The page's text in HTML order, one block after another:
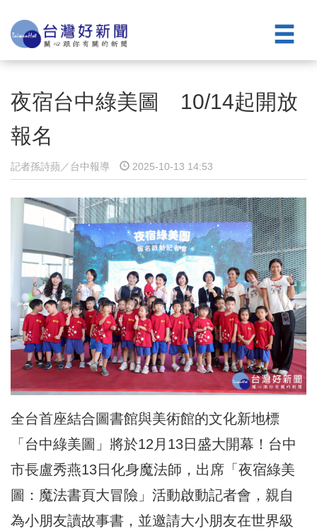
夜宿台中綠美圖 10/14起開放
報名
記者孫詩蘋／台中報導 2025-10-13 14:53
全台首座結合圖書館與美術館的文化新地標
「台中綠美圖」將於12月13日盛大開幕！台中
市長盧秀燕13日化身魔法師，出席「夜宿綠美
圖：魔法書頁大冒險」活動啟動記者會，親自
為小朋友讀故事書，並邀請大小朋友在世界級